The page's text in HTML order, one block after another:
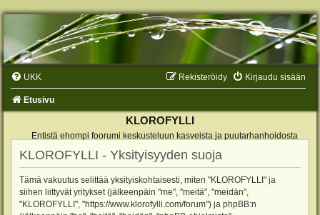
UKK Kirjaudu sisään
Rekisteröidy
Etusivu
KLOROFYLLI
Entistä ehompi foorumi keskusteluun kasveista ja puutarhanhoidosta
KLOROFYLLI - Yksityisyyden suoja
Tämä vakuutus selittää yksityiskohtaisesti, miten "KLOROFYLLI" ja
siihen liittyvät yritykset (jälkeenpäin "me", "meitä", "meidän",
"KLOROFYLLI", "https://www.klorofylli.com/forum") ja phpBB:n